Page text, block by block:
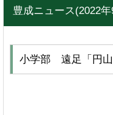
豊成ニュース(2022
小学部 遠足「円山